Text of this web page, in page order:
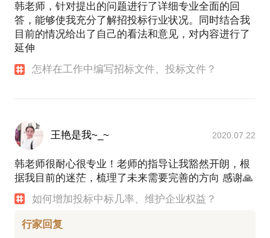
韩老师，针对提出的问题进行了详细专业全面的回
答，能够使我充分了解招投标行业状况。同时结合我
目前的情况给出了自己的看法和意见，对内容进行了
延伸
怎样在工作中编写招标文件、投标文件？
王艳是我~_~ 2020.07.22
韩老师很耐心很专业！老师的指导让我豁然开朗，根
据我目前的迷茫，梳理了未来需要完善的方向 感谢🙏
如何增加投标中标几率、维护企业权益？
行家回复